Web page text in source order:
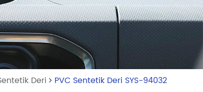
Deri PVC Sentetik Deri SYS-94032